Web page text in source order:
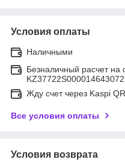
Условия оплаты
Наличными
Безналичный расчет на
KZ37722S000014643072
Жду счет через Kaspi
Все условия оплаты
Условия возврата